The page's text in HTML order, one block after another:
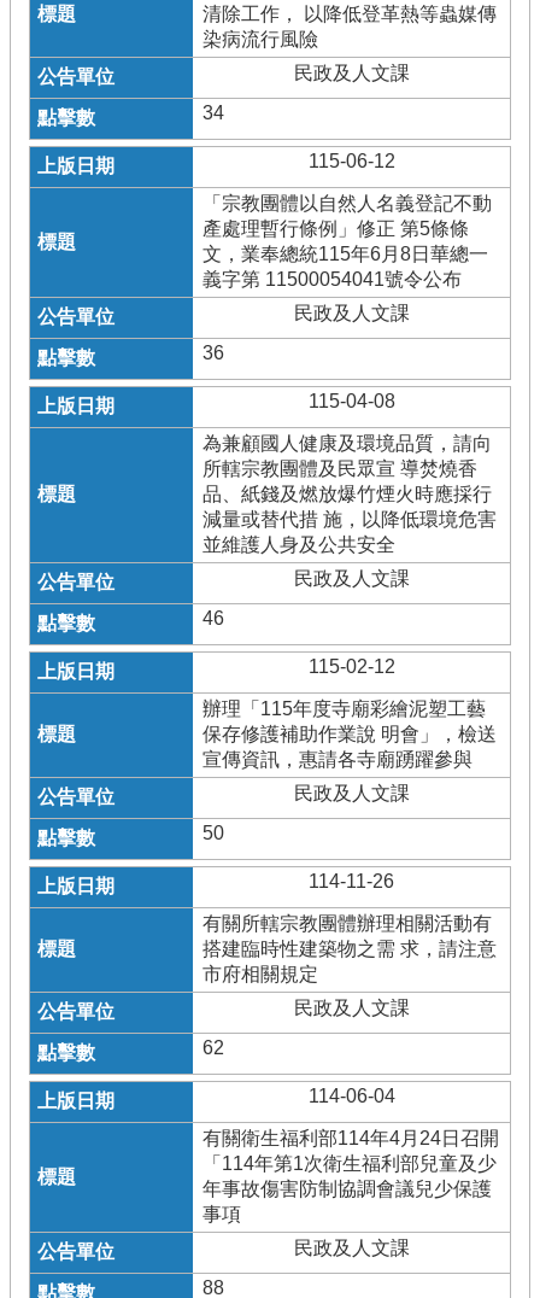
清除工作， 以降低登革熱等蟲媒傳
染病流行風險
民政及人文課
34
115-06-12
「宗教團體以自然人名義登記不動
產處理暫行條例」修正 第5條條
文，業奉總統115年6月8日華總一
義字第 11500054041號令公布
民政及人文課
36
115-04-08
為兼顧國人健康及環境品質，請向
所轄宗教團體及民眾宣 導焚燒香
品、紙錢及燃放爆竹煙火時應採行
減量或替代措 施，以降低環境危害
並維護人身及公共安全
民政及人文課
46
115-02-12
辦理「115年度寺廟彩繪泥塑工藝
保存修護補助作業說 明會」，檢送
宣傳資訊，惠請各寺廟踴躍參與
民政及人文課
50
114-11-26
有關所轄宗教團體辦理相關活動有
搭建臨時性建築物之需 求，請注意
市府相關規定
民政及人文課
62
114-06-04
有關衛生福利部114年4月24日召開
「114年第1次衛生福利部兒童及少
年事故傷害防制協調會議兒少保護
事項
民政及人文課
88